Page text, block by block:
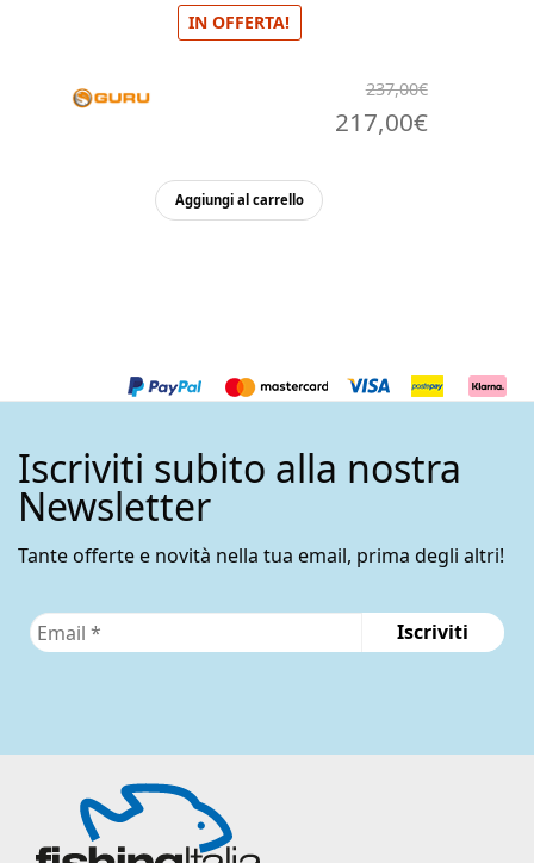
IN OFFERTA!
237,00€
originale
217,00€Il
Aggiungi al carrello
Iscriviti subito alla nostra
Newsletter
Tante offerte e novità nella tua email, prima degli altri!